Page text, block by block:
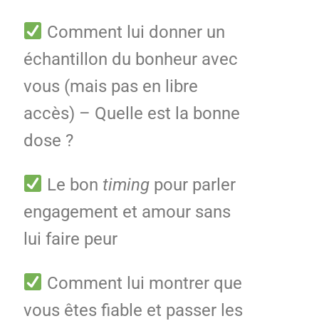
Comment lui donner un
échantillon du bonheur avec
vous (mais pas en libre
accès) – Quelle est la bonne
dose ?
Le bon timingpour parler
engagement et amour sans
lui faire peur
Comment lui montrer que
vous êtes fiable et passer les